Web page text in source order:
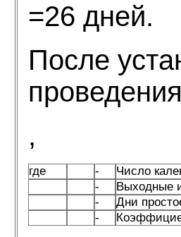
=26 дней.
После
,
где -
Число
-
Выходные
-
Дни
-